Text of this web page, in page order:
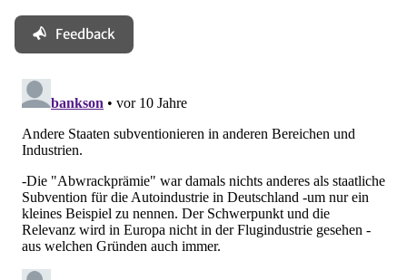
Feedback